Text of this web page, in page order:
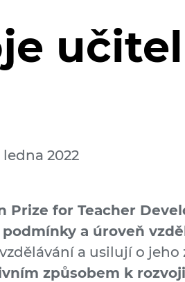
2022
Prize for Teacher
a úroveň
a usilují o jeho
způsobem k